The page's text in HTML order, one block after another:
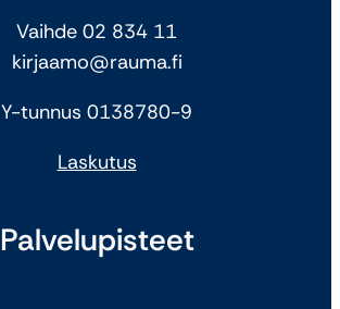
Vaihde 02 834 11
kirjaamo@rauma.fi
Y-tunnus 0138780-9
Laskutus
Palvelupisteet